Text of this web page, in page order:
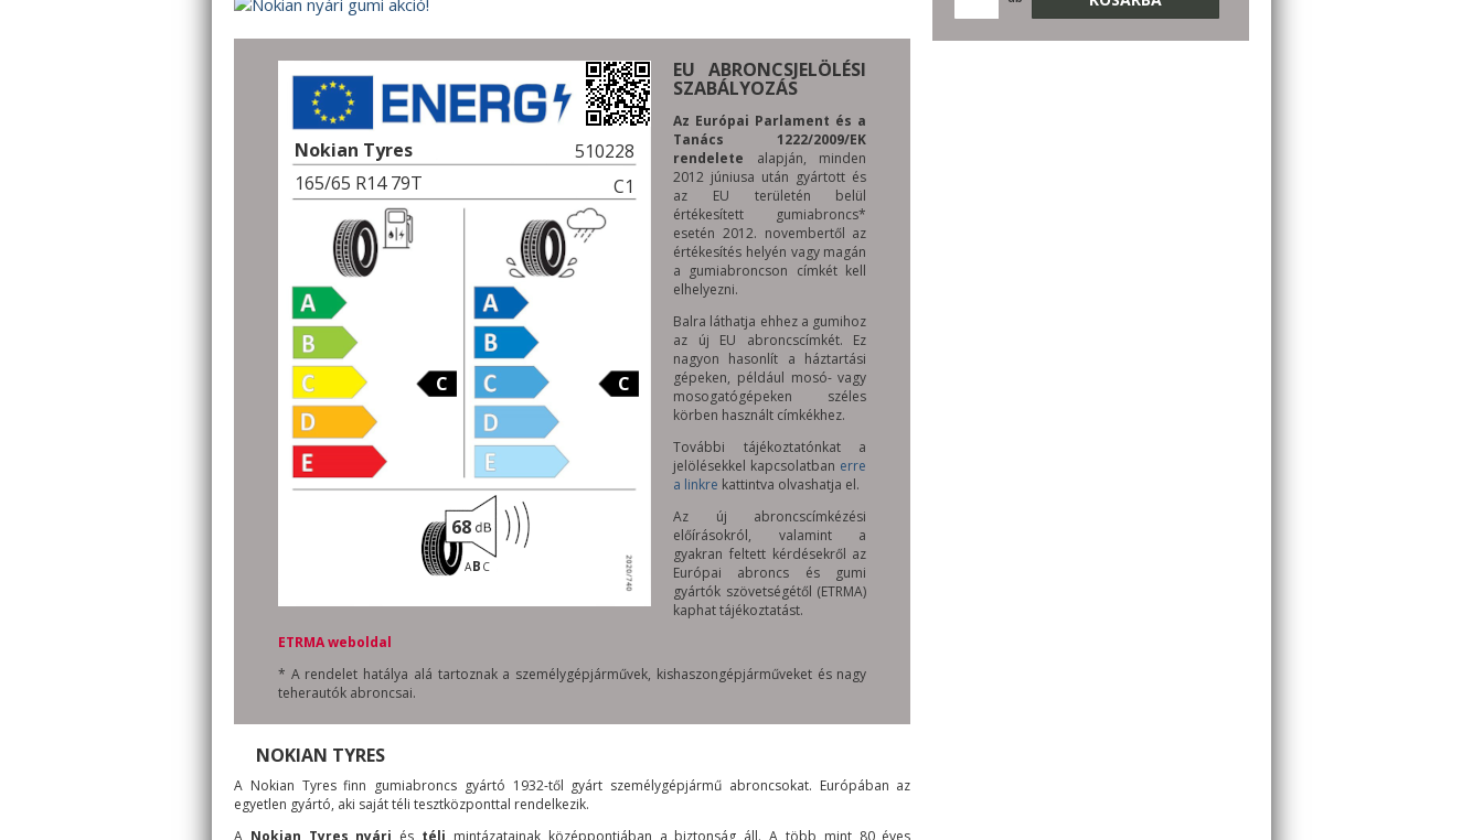
Nokian Tyres
510228
165/65 R14 79T
C1
C C
AB C
68
EU ABRONCSJELÖLÉSI
SZABÁLYOZÁS
Az Európai Parlament és a
Tanács 1222/2009/EK
rendelete alapján, minden
2012 júniusa után gyártott és
az EU területén belül
értékesített gumiabroncs*
esetén 2012. novembertől az
értékesítés helyén vagy magán
a gumiabroncson címkét kell
elhelyezni.
Balra láthatja ehhez a gumihoz
az új EU abroncscímkét. Ez
nagyon hasonlít a háztartási
gépeken, például mosó- vagy
mosogatógépeken széles
körben használt címkékhez.
További tájékoztatónkat a
jelölésekkel kapcsolatban erre
a linkre kattintva olvashatja el.
Az új abroncscímkézési
előírásokról, valamint a
gyakran feltett kérdésekről az
Európai abroncs és gumi
gyártók szövetségétől (ETRMA)
kaphat tájékoztatást.
ETRMA weboldal
* A rendelet hatálya alá tartoznak a személygépjárművek, kishaszongépjárműveket és nagy
teherautók abroncsai.
NOKIAN TYRES
A Nokian Tyres finn gumiabroncs gyártó 1932-től gyárt személygépjármű abroncsokat. Európában az
egyetlen gyártó, aki saját téli tesztközponttal rendelkezik.
A Nokian Tyres nyári és téli mintázatainak középpontjában a biztonság áll. A több mint 80 éves